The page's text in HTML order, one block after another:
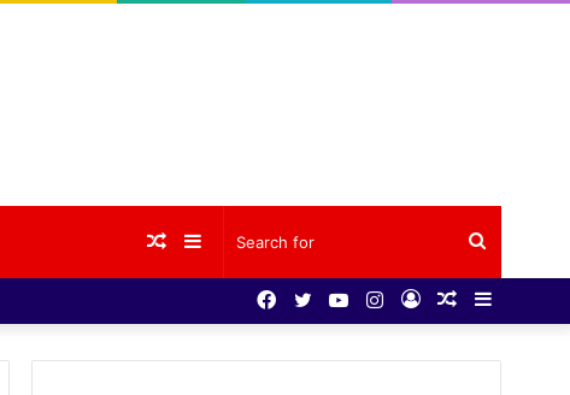
for
Sidebar
Random
Sidebar
Random
Log
Instagram
YouTube
Twitter
Facebook